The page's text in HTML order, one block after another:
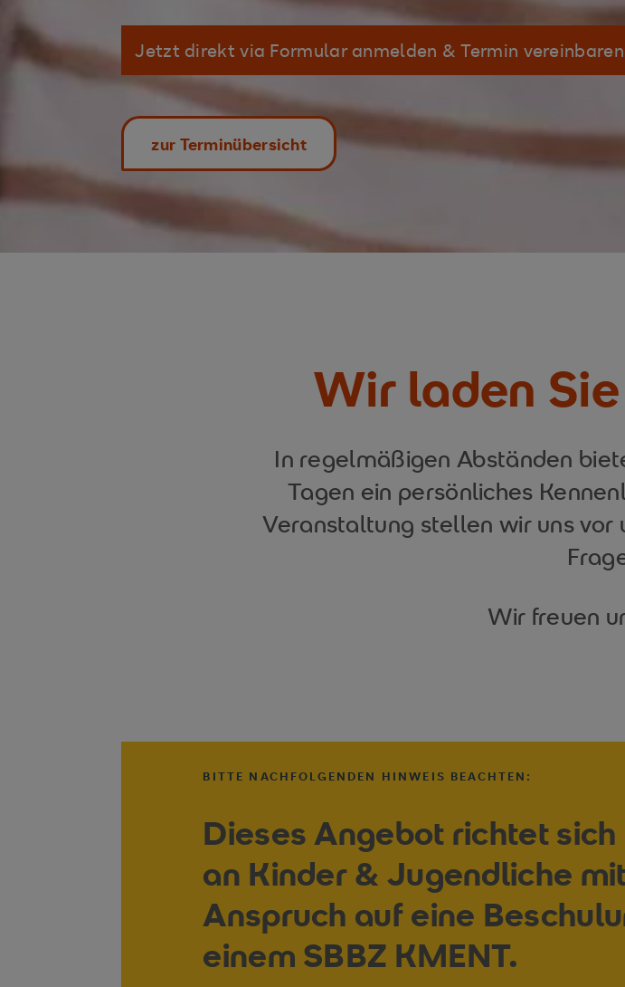
Jetzt direkt via Formular anmelden & Termin
zur Terminübersicht
Wir laden
In regelmäßigen Abständen
Tagen ein persönliches
Veranstaltung stellen wir uns
Wir freuen
BITTE NACHFOLGENDEN HINWEIS BEACHTEN:
Dieses Angebot richtet
an Kinder & Jugendliche
Anspruch auf eine
einem SBBZ KMENT.